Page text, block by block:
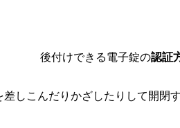
後付けできる電子錠の認証
しこんだりかざしたりして開閉